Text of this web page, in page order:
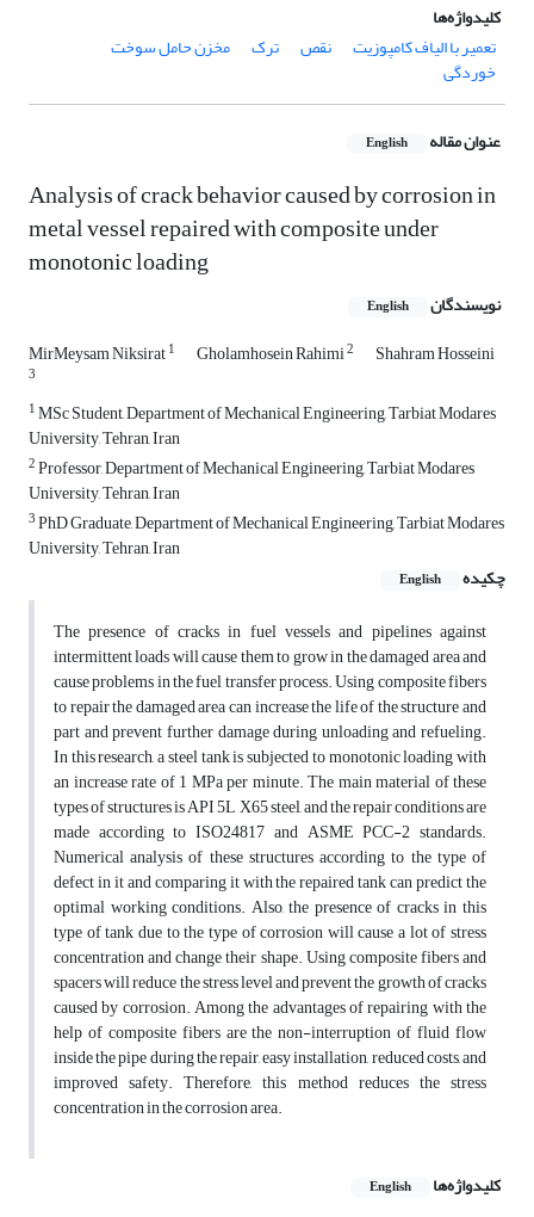
کلیدواژه‌ها
تعمیر با الیاف کامپوزیت
نقص ترک مخزن حامل سوخت
خوردگی
عنوان مقاله English
Analysis of crack behavior caused by corrosion in
metal vessel repaired with composite under
monotonic loading
نویسندگان English
MirMeysam Niksirat1 Gholamhosein Rahimi2 Shahram Hosseini
3
1MSc Student, Department of Mechanical Engineering, Tarbiat Modares
University, Tehran, Iran
2Professor, Department of Mechanical Engineering, Tarbiat Modares
University, Tehran, Iran
3PhD Graduate, Department of Mechanical Engineering, Tarbiat Modares
University, Tehran, Iran
چکیده
English
The presence of cracks in fuel vessels and pipelines against
intermittent loads will cause them to grow in the damaged area and
cause problems in the fuel transfer process. Using composite fibers
to repair the damaged area can increase the life of the structure and
part and prevent further damage during unloading and refueling.
In this research, a steel tank is subjected to monotonic loading with
an increase rate of 1 MPa per minute. The main material of these
types of structures is API 5L X65 steel, and the repair conditions are
made according to ISO24817 and ASME PCC-2 standards.
Numerical analysis of these structures according to the type of
defect in it and comparing it with the repaired tank can predict the
optimal working conditions. Also, the presence of cracks in this
type of tank due to the type of corrosion will cause a lot of stress
concentration and change their shape. Using composite fibers and
spacers will reduce the stress level and prevent the growth of cracks
caused by corrosion. Among the advantages of repairing with the
help of composite fibers are the non-interruption of fluid flow
inside the pipe during the repair, easy installation, reduced costs, and
improved safety. Therefore, this method reduces the stress
concentration in the corrosion area.
کلیدواژه‌ها English